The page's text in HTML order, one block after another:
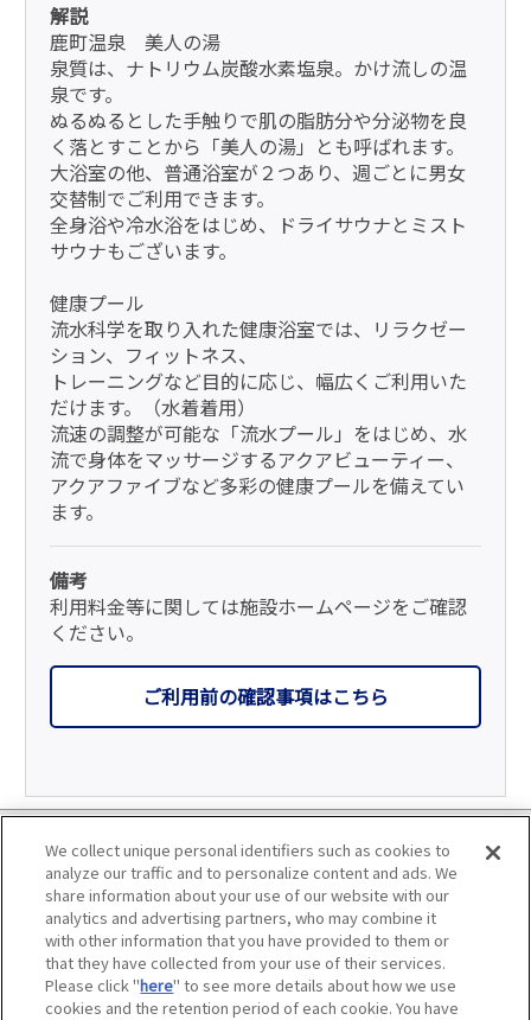
解説
鹿町温泉 美人の湯
泉質は、ナトリウム炭酸水素塩泉。かけ流しの温
泉です。
ぬるぬるとした手触りで肌の脂肪分や分泌物を良
く落とすことから「美人の湯」とも呼ばれます。
大浴室の他、普通浴室が２つあり、週ごとに男女
交替制でご利用できます。
全身浴や冷水浴をはじめ、ドライサウナとミスト
サウナもございます。
健康プール
流水科学を取り入れた健康浴室では、リラクゼー
ション、フィットネス、
トレーニングなど目的に応じ、幅広くご利用いた
だけます。（水着着用）
流速の調整が可能な「流水プール」をはじめ、水
流で身体をマッサージするアクアビューティー、
アクアファイブなど多彩の健康プールを備えてい
ます。
備考
利用料金等に関しては施設ホームページをご確認
ください。
ご利用前の確認事項はこちら
個人情報の取り扱いについて
会員優待サービスの提携をご検討の方へ
JAFホームページ
We collect unique personal identifiers such as cookies to
analyze our traffic and to personalize content and ads. We
share information about your use of our website with our
analytics and advertising partners, who may combine it
with other information that you have provided to them or
that they have collected from your use of their services.
Please click "here" to see more details about how we use
cookies and the retention period of each cookie. You have